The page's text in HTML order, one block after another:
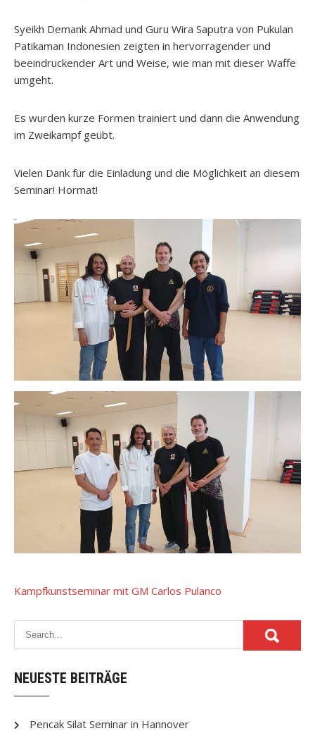
Syeikh Demank Ahmad und Guru Wira Saputra von Pukulan
Patikaman Indonesien zeigten in hervorragender und
beeindruckender Art und Weise, wie man mit dieser Waffe
umgeht.
Es wurden kurze Formen trainiert und dann die Anwendung
im Zweikampf geübt.
Vielen Dank für die Einladung und die Möglichkeit an diesem
Seminar! Hormat!
Beitragsnavigation
Kampfkunstseminar mit GM Carlos Pulanco
NEUESTE BEITRÄGE
Pencak Silat Seminar in Hannover